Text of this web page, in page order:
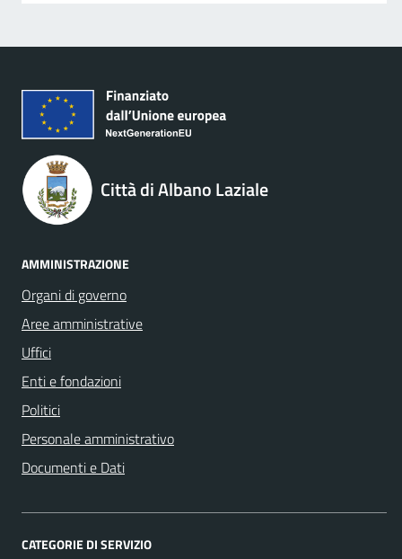
Città di Albano Laziale
AMMINISTRAZIONE
Organi di governo
Aree amministrative
Uffici
Enti e fondazioni
Politici
Personale amministrativo
Documenti e Dati
CATEGORIE DI SERVIZIO